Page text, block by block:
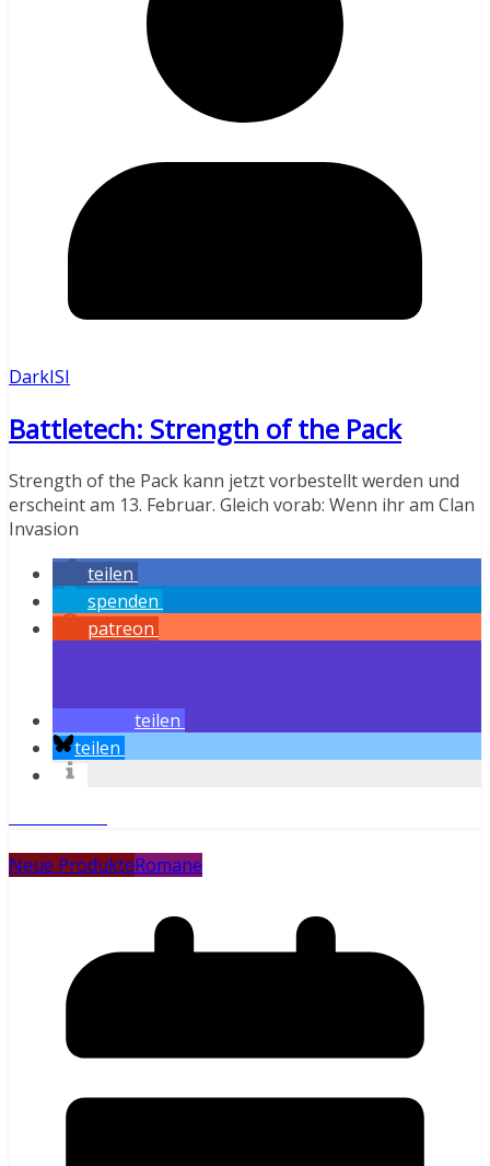
DarkISI
Battletech: Strength of the Pack
Strength of the Pack kann jetzt vorbestellt werden und
erscheint am 13. Februar. Gleich vorab: Wenn ihr am Clan
Invasion
teilen
spenden
patreon
teilen
teilen
Neue ProdukteRomane